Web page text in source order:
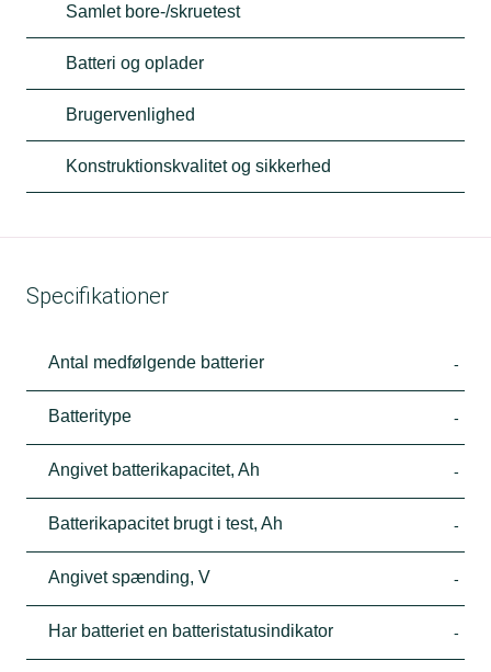
Samlet bore-/skruetest
Batteri og oplader
Brugervenlighed
Konstruktionskvalitet og sikkerhed
Specifikationer
Antal medfølgende batterier -
Batteritype -
Angivet batterikapacitet, Ah -
Batterikapacitet brugt i test, Ah -
Angivet spænding, V -
Har batteriet en batteristatusindikator -